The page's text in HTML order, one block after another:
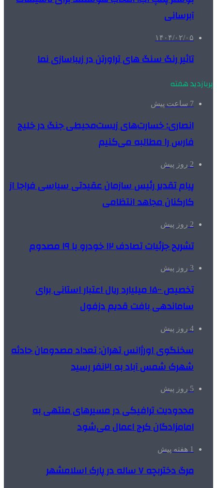
آبرسانی
۱۴۰۴/۰۲/۰۵
تاثیر رنگ سنگ های تراورتن در زیباسازی نما
پربازدید هفته
7 ساعت پیش
انصاری: خسارت‌های زیست‌محیطی جنگ در خلیج
فارس را مطالبه‌ می‌کنیم
2 روز پیش
پیام تقدیر رئیس سازمان عقیدتی سیاسی فراجا از
کارکنان مجاهد انتظامی
2 روز پیش
تشریح جزئیات تصادف ۱۲ خودرو با ۱۹ مصدوم
3 روز پیش
تخصیص ۱۵۰۰ میلیارد ریال اعتبار استانی برای
ساماندهی بافت قدیم دزفول
4 روز پیش
سخنگوی اورژانس تهران: تعداد مصدومان حادثه
شهرک شمس آباد به ۲۱نفر رسید
5 روز پیش
محدودیت ترافیکی در مسیرهای منتهی به
امامزادگان کرج اعمال می‌شود
1 هفته پیش
مرگ دختربچه ۷ ساله در پارک اسلامشهر